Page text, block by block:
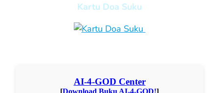
Kartu Doa Suku